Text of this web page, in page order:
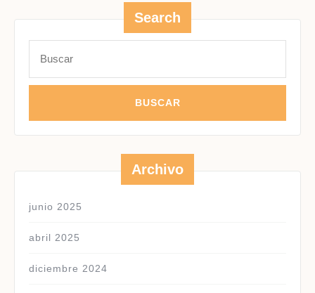
Search
Archivo
junio 2025
abril 2025
diciembre 2024